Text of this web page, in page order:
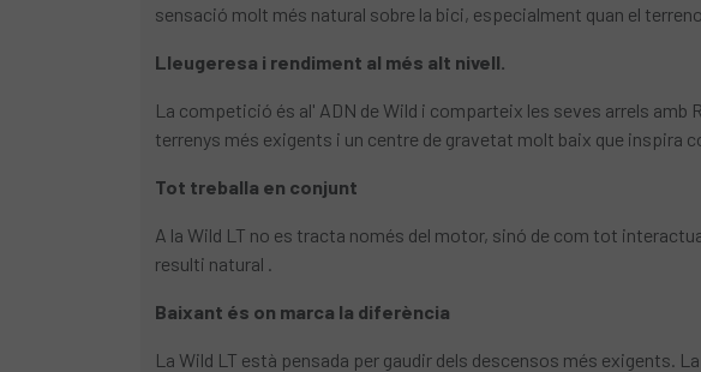
sensació molt més natural sobre la bici, especialment quan el
Lleugeresa i rendiment al més alt nivell.
La competició és al' ADN de Wild i comparteix les seves arrels
terrenys més exigents i un centre de gravetat molt baix que inspira
Tot treballa en conjunt
A la Wild LT no es tracta només del motor, sinó de com tot
resulti natural .
Baixant és on marca la diferència
La Wild LT està pensada per gaudir dels descensos més exigents.